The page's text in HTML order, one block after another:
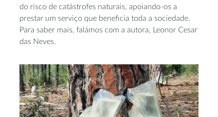
do risco de catástrofes naturais, apoiando-os a
prestar um serviço que beneficia toda a sociedade.
Para saber mais, falámos com a autora, Leonor Cesar
das Neves.